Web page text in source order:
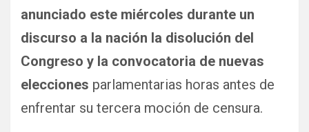
anunciado este miércoles durante un
discurso a la nación la disolución del
Congreso y la convocatoria de nuevas
elecciones parlamentarias horas antes de
enfrentar su tercera moción de censura.